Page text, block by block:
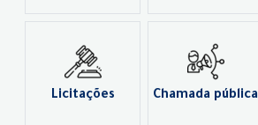
Licitações Chamada pública